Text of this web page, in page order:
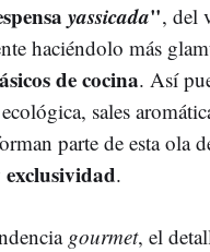
yassicada", del
haciéndolo más
de cocina. Así
sales
parte de esta ola
.
gourmet, el